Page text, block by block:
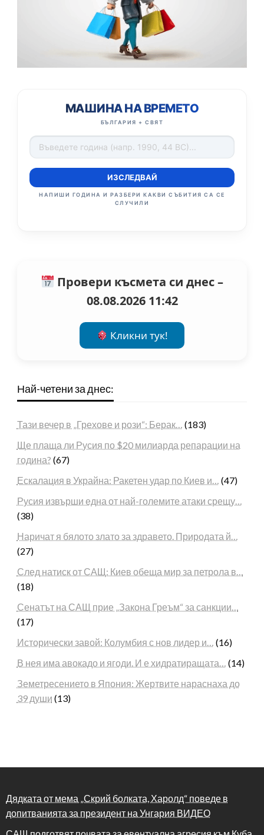
МАШИНА НА ВРЕМЕТО
БЪЛГАРИЯ + СВЯТ
ИЗСЛЕДВАЙ
НАПИШИ ГОДИНА И РАЗБЕРИ КАКВИ СЪБИТИЯ СА СЕ
СЛУЧИЛИ
Провери късмета си днес –
08.08.2026 11:42
Кликни тук!
Най-четени за днес:
Тази вечер в „Грехове и рози“: Берак… (183)
Ще плаща ли Русия по $20 милиарда репарации на
година? (67)
Ескалация в Украйна: Ракетен удар по Киев и… (47)
Русия извърши една от най-големите атаки срещу…
(38)
Наричат я бялото злато за здравето. Природата й…
(27)
След натиск от САЩ: Киев обеща мир за петрола в…
(18)
Сенатът на САЩ прие „Закона Греъм“ за санкции…
(17)
Исторически завой: Колумбия с нов лидер и… (16)
В нея има авокадо и ягоди. И е хидратиращата… (14)
Земетресението в Япония: Жертвите нараснаха до
39 души (13)
Дядката от мема „Скрий болката, Харолд“ поведе в
допитванията за президент на Унгария ВИДЕО